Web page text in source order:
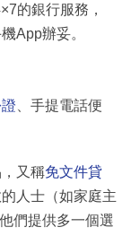
的銀行服務，
App辦妥。
、手提電話便
又稱免文件貸
人士（如家庭主
們提供多一個選